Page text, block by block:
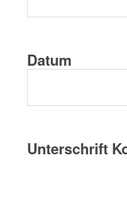
Datum
Unterschrift